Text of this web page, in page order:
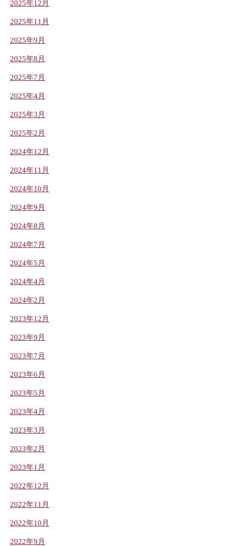
2025年12月
2025年11月
2025年9月
2025年8月
2025年7月
2025年4月
2025年3月
2025年2月
2024年12月
2024年11月
2024年10月
2024年9月
2024年8月
2024年7月
2024年5月
2024年4月
2024年2月
2023年12月
2023年9月
2023年7月
2023年6月
2023年5月
2023年4月
2023年3月
2023年2月
2023年1月
2022年12月
2022年11月
2022年10月
2022年9月